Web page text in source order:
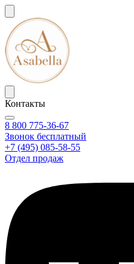
Контакты
8 800 775-36-67
Звонок бесплатный
+7 (495) 085-58-55
Отдел продаж